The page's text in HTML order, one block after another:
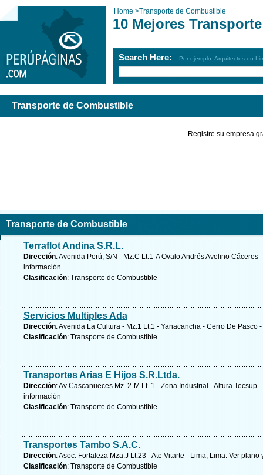
Home >Transporte de Combustible
10 Mejores
Search Here: Por ejemplo: Arquitectos en
Transporte de Combustible
Registre su empresa
Transporte de Combustible
Terraflot Andina S.R.L.
Dirección: Avenida Perú, S/N - Mz.C Lt.1-A Ovalo Andrés Avelino Cáceres
información
Clasificación: Transporte de Combustible
Servicios Multiples Ada
Dirección: Avenida La Cultura - Mz.1 Lt.1 - Yanacancha - Cerro De Pasco
Clasificación: Transporte de Combustible
Transportes Arias E Hijos S.R.Ltda.
Dirección: Av Cascanueces Mz. 2-M Lt. 1 - Zona Industrial - Altura Tecsup
información
Clasificación: Transporte de Combustible
Transportes Tambo S.A.C.
Dirección: Asoc. Fortaleza Mza.J Lt.23 - Ate Vitarte - Lima, Lima. Ver plano
Clasificación: Transporte de Combustible